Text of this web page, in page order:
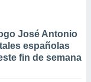
José Antonio
españolas
fin de semana